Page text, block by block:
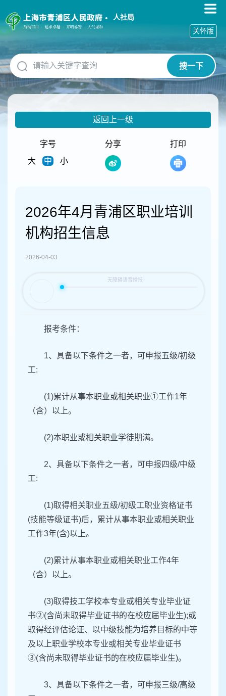
障
碍
作
说
明
跳
到
网
人社局
搜一下
关怀版
返回上一级
字号
大
中 小
分享 打印
2026年4月青浦区职业培训
机构招生信息
2026-04-03
报考条件：
1、具备以下条件之一者，可申报五级/初级
工:
(1)累计从事本职业或相关职业①工作1年
（含）以上。
(2)本职业或相关职业学徒期满。
2、具备以下条件之一者，可申报四级/中级
工:
(1)取得相关职业五级/初级工职业资格证书
(技能等级证书)后，累计从事本职业或相关职业
工作3年(含)以上。
(2)累计从事本职业或相关职业工作4年
（含）以上。
(3)取得技工学校本专业或相关专业毕业证
书②(含尚未取得毕业证书的在校应届毕业生);或
取得经评估论证、以中级技能为培养目标的中等
及以上职业学校本专业或相关专业毕业证书
③(含尚未取得毕业证书的在校应届毕业生)。
3、具备以下条件之一者，可申报三级/高级